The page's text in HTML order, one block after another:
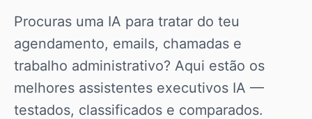
Procuras uma IA para tratar do teu
agendamento, emails, chamadas e
trabalho administrativo? Aqui estão os
melhores assistentes executivos IA —
testados, classificados e comparados.